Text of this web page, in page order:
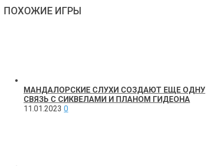
ПОХОЖИЕ ИГРЫ
МАНДАЛОРСКИЕ СЛУХИ СОЗДАЮТ ЕЩЕ ОДНУ
СВЯЗЬ С СИКВЕЛАМИ И ПЛАНОМ ГИДЕОНА
11.01.2023 0